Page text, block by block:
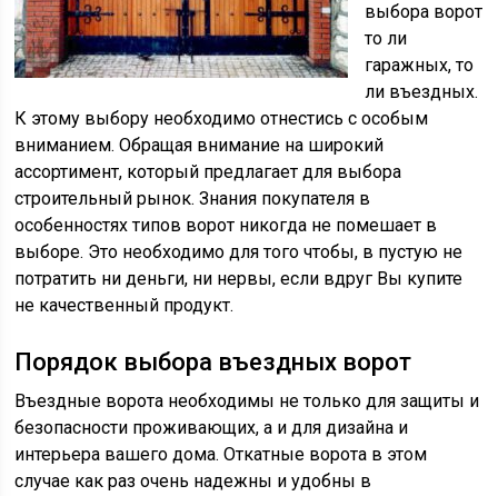
выбора ворот
то ли
гаражных, то
ли въездных.
К этому выбору необходимо отнестись с особым
вниманием. Обращая внимание на широкий
ассортимент, который предлагает для выбора
строительный рынок. Знания покупателя в
особенностях типов ворот никогда не помешает в
выборе. Это необходимо для того чтобы, в пустую не
потратить ни деньги, ни нервы, если вдруг Вы купите
не качественный продукт.
Порядок выбора въездных ворот
Въездные ворота необходимы не только для защиты и
безопасности проживающих, а и для дизайна и
интерьера вашего дома. Откатные ворота в этом
случае как раз очень надежны и удобны в